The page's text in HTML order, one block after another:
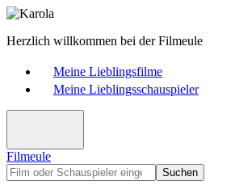
Herzlich willkommen bei der Filmeule
Meine Lieblingsfilme
Meine Lieblingsschauspieler
Filmeule
Suchen